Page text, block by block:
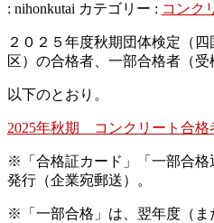
: nihonkutai カテゴリー : コンク
２０２５年度秋期団体検定（
区）の合格者、一部合格者（受
以下のとおり。
2025年秋期 コンクリート合格
※「合格証カード」「一部合格
発行（企業宛郵送）。
※「一部合格」は、翌年度（ま